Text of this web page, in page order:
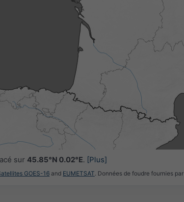
sur 45.85°N 0.02°E. [Plus]
GOES-16 and EUMETSAT. Données de foudre fournies par